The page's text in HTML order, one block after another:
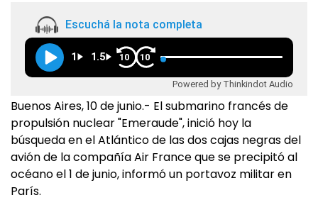
Escuchá la nota completa
1 1.5 10 10
Powered by Thinkindot Audio
Buenos Aires, 10 de junio.- El submarino francés de
propulsión nuclear "Emeraude", inició hoy la
búsqueda en el Atlántico de las dos cajas negras del
avión de la compañía Air France que se precipitó al
océano el 1 de junio, informó un portavoz militar en
París.